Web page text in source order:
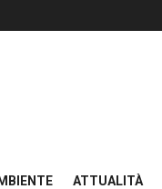
ATTUALITÀ